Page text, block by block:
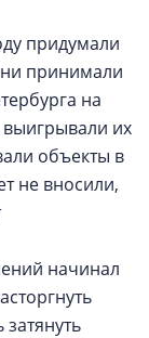
придумали
принимали
на
их
объекты в
не вносили,
начинал